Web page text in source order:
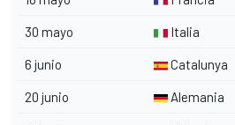
30 mayo Italia
6 junio Catalunya
20 junio Alemania